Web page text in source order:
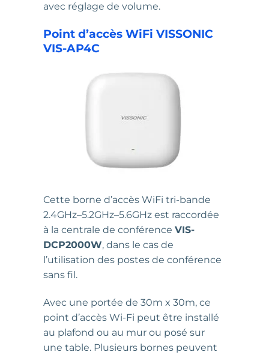
avec réglage de volume.
Point d’accès WiFi VISSONIC
VIS-AP4C
Cette borne d’accès WiFi tri-bande
2.4GHz–5.2GHz–5.6GHz est raccordée
à la centrale de conférence VIS-
DCP2000W, dans le cas de
l’utilisation des postes de conférence
sans fil.
Avec une portée de 30m x 30m, ce
point d’accès Wi-Fi peut être installé
au plafond ou au mur ou posé sur
une table. Plusieurs bornes peuvent